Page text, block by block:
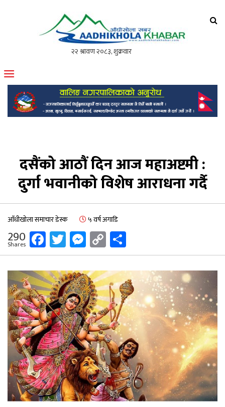
मोफसलकै लोकप्रिय अनलाइन पत्रिका
दसैंको आठौं दिन आज महाअष्टमी :
दुर्गा भवानीको विशेष आराधना गर्दै
आँधीखोला समाचार डेस्क ५ वर्ष अगाडि
290
Shares Facebook
Twitter
Messenger
Copy
Link